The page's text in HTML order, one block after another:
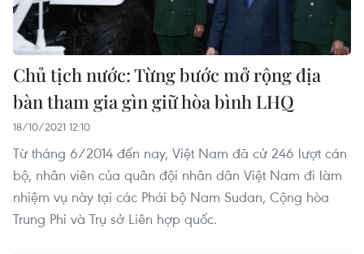
Chủ tịch nước: Từng bước mở rộng địa
bàn tham gia gìn giữ hòa bình LHQ
18/10/2021 12:10
Từ tháng 6/2014 đến nay, Việt Nam đã cử 246 lượt cán
bộ, nhân viên của quân đội nhân dân Việt Nam đi làm
nhiệm vụ này tại các Phái bộ Nam Sudan, Cộng hòa
Trung Phi và Trụ sở Liên hợp quốc.